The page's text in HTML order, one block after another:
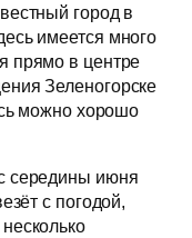
город в
имеется много
прямо в центре
Зеленогорске
можно хорошо
середины июня
с погодой,